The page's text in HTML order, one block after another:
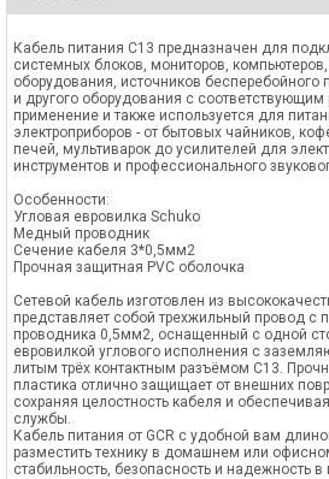
Кабель питания С13 предназначен для
системных блоков, мониторов,
оборудования, источников бесперебойного
и другого оборудования с
применение и также используется для
электроприборов - от бытовых чайников,
печей, мультиварок до усилителей для
инструментов и профессионального
Особенности:
Угловая евровилка Schuko
Медный проводник
Сечение кабеля 3*0,5мм2
Прочная защитная PVC оболочка
Сетевой кабель изготовлен из
представляет собой трехжильный провод
проводника 0,5мм2, оснащенный с одной
евровилкой углового исполнения с
литым трёх контактным разъёмом C13.
пластика отлично защищает от внешних
сохраняя целостность кабеля и
службы.
Кабель питания от GCR с удобной вам
разместить технику в домашнем или
стабильность, безопасность и надежность